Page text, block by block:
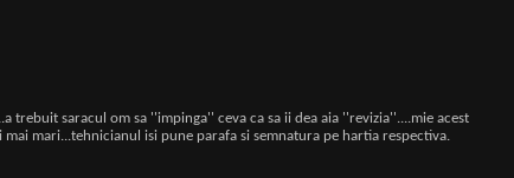
trebuit saracul om sa ''impinga'' ceva ca sa ii dea aia ''revizia''....mie acest
mari...tehnicianul isi pune parafa si semnatura pe hartia respectiva.